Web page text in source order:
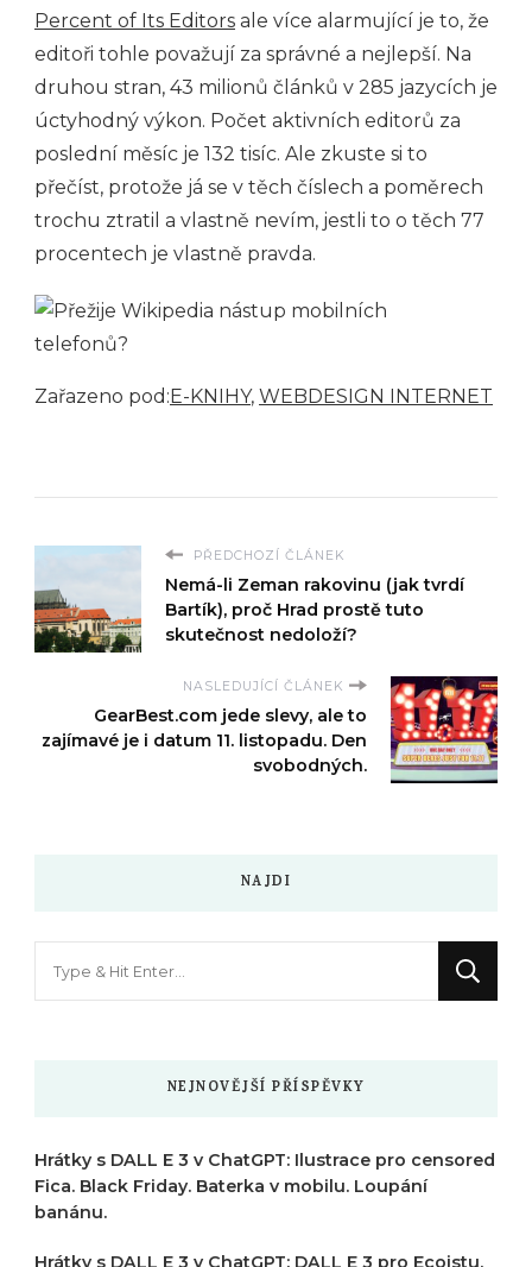
Percent of Its Editors ale více alarmující je to, že
editoři tohle považují za správné a nejlepší. Na
druhou stran, 43 milionů článků v 285 jazycích je
úctyhodný výkon. Počet aktivních editorů za
poslední měsíc je 132 tisíc. Ale zkuste si to
přečíst, protože já se v těch číslech a poměrech
trochu ztratil a vlastně nevím, jestli to o těch 77
procentech je vlastně pravda.
Zařazeno pod:E-KNIHY, WEBDESIGN INTERNET
PŘEDCHOZÍ ČLÁNEK
Nemá-li Zeman rakovinu (jak tvrdí
Bartík), proč Hrad prostě tuto
skutečnost nedoloží?
NASLEDUJÍCÍ ČLÁNEK
GearBest.com jede slevy, ale to
zajímavé je i datum 11. listopadu. Den
svobodných.
NAJDI
NEJNOVĚJŠÍ PŘÍSPĚVKY
Hrátky s DALL E 3 v ChatGPT: Ilustrace pro censored
Fica. Black Friday. Baterka v mobilu. Loupání
banánu.
Hrátky s DALL E 3 v ChatGPT: DALL E 3 pro Ecoistu.